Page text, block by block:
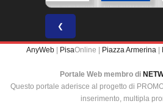
❮
AnyWeb PisaOnline | Piazza Armerina
Portale Web membro di
Questo portale aderisce al progetto di
inserimento, multipla